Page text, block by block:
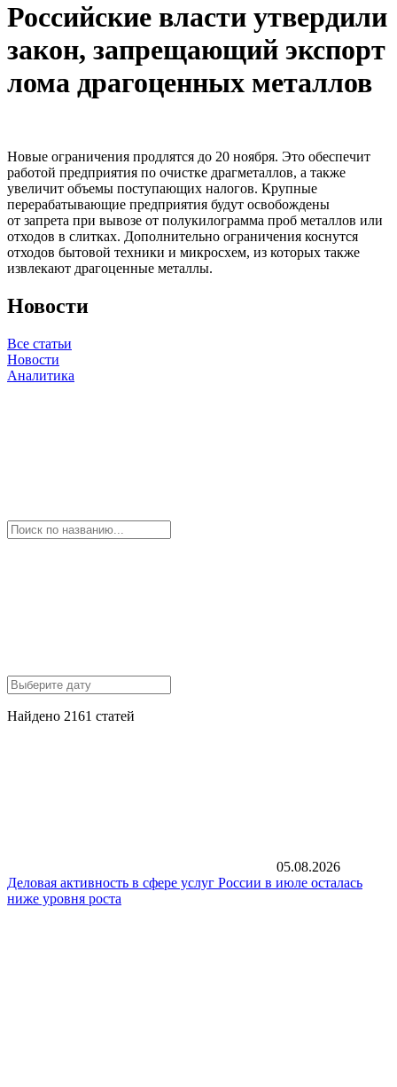
Российские власти утвердили
закон, запрещающий экспорт
лома драгоценных металлов
Новые ограничения продлятся до 20 ноября. Это обеспечит
работой предприятия по очистке драгметаллов, а также
увеличит объемы поступающих налогов. Крупные
перерабатывающие предприятия будут освобождены
от запрета при вывозе от полукилограмма проб металлов или
отходов в слитках. Дополнительно ограничения коснутся
отходов бытовой техники и микросхем, из которых также
извлекают драгоценные металлы.
Новости
Все статьи
Новости
Аналитика
Найдено 2161 статей
05.08.2026
Деловая активность в сфере услуг России в июле осталась
ниже уровня роста